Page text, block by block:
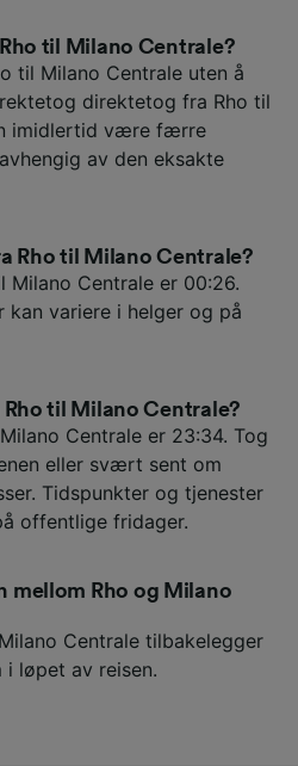
til Milano Centrale?
til Milano Centrale uten å
direktetog fra Rho til
imidlertid være færre
av den eksakte
Rho til Milano Centrale?
Milano Centrale er 00:26.
kan variere i helger og på
Rho til Milano Centrale?
Centrale er 23:34. Tog
eller svært sent om
Tidspunkter og tjenester
offentlige fridager.
mellom Rho og Milano
Centrale tilbakelegger
i løpet av reisen.